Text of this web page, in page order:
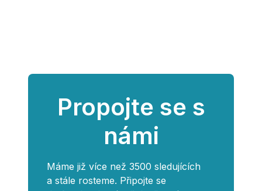
Propojte se s
námi
Máme již více než 3500 sledujících
a stále rosteme. Připojte se